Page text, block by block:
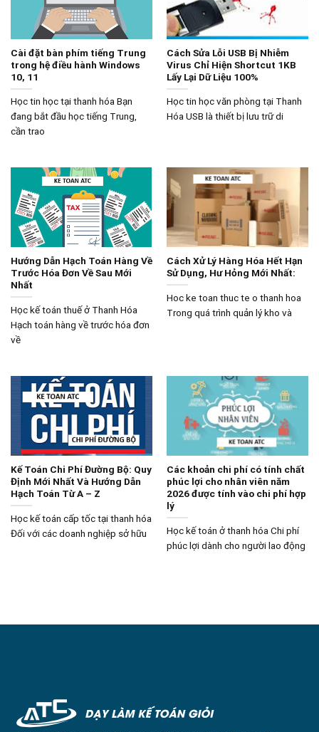
Cài đặt bàn phím tiếng Trung
trong hệ điều hành Windows
10, 11
Học tin học tại thanh hóa Bạn
đang bắt đầu học tiếng Trung,
cần trao
Cách Sửa Lỗi USB Bị Nhiễm
Virus Chỉ Hiện Shortcut 1KB
Lấy Lại Dữ Liệu 100%
Học tin học văn phòng tại Thanh
Hóa USB là thiết bị lưu trữ di
Hướng Dẫn Hạch Toán Hàng Về
Trước Hóa Đơn Về Sau Mới
Nhất
Học kế toán thuế ở Thanh Hóa
Hạch toán hàng về trước hóa đơn
về
Cách Xử Lý Hàng Hóa Hết Hạn
Sử Dụng, Hư Hỏng Mới Nhất:
Hoc ke toan thuc te o thanh hoa
Trong quá trình quản lý kho và
Kế Toán Chi Phí Đường Bộ: Quy
Định Mới Nhất Và Hướng Dẫn
Hạch Toán Từ A – Z
Học kế toán cấp tốc tại thanh hóa
Đối với các doanh nghiệp sở hữu
Các khoản chi phí có tính chất
phúc lợi cho nhân viên năm
2026 được tính vào chi phí hợp
lý
Học kế toán ở thanh hóa Chi phí
phúc lợi dành cho người lao động